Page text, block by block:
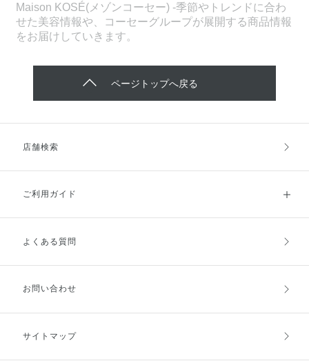
Maison KOSÉ(メゾンコーセー) -季節やトレンドに合わ
せた美容情報や、コーセーグループが展開する商品情報
をお届けしていきます。
ページトップへ戻る
店舗検索
ご利用ガイド
ご利用ガイドトップ
お支払方法
キャンセル・返品・交換
よくある質問
お問い合わせ
サイトマップ